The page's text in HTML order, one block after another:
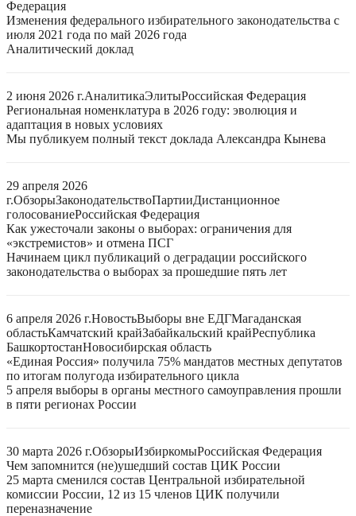
Федерация
Изменения федерального избирательного законодательства с
июля 2021 года по май 2026 года
Аналитический доклад
2 июня 2026 г.АналитикаЭлитыРоссийская Федерация
Региональная номенклатура в 2026 году: эволюция и
адаптация в новых условиях
Мы публикуем полный текст доклада Александра Кынева
29 апреля 2026
г.ОбзорыЗаконодательствоПартииДистанционное
голосованиеРоссийская Федерация
Как ужесточали законы о выборах: ограничения для
«экстремистов» и отмена ПСГ
Начинаем цикл публикаций о деградации российского
законодательства о выборах за прошедшие пять лет
6 апреля 2026 г.НовостьВыборы вне ЕДГМагаданская
областьКамчатский крайЗабайкальский крайРеспублика
БашкортостанНовосибирская область
«Единая Россия» получила 75% мандатов местных депутатов
по итогам полугода избирательного цикла
5 апреля выборы в органы местного самоуправления прошли
в пяти регионах России
30 марта 2026 г.ОбзорыИзбиркомыРоссийская Федерация
Чем запомнится (не)ушедший состав ЦИК России
25 марта сменился состав Центральной избирательной
комиссии России, 12 из 15 членов ЦИК получили
переназначение